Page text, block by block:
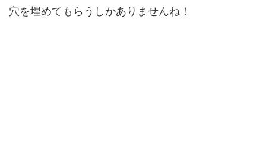
穴を埋めてもらうしかありませんね！